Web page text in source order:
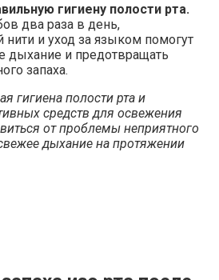
гигиену полости рта.
два раза в день,
нити и уход за языком помогут
дыхание и предотвращать
запаха.
гигиена полости рта и
средств для освежения
от проблемы неприятного
дыхание на протяжении